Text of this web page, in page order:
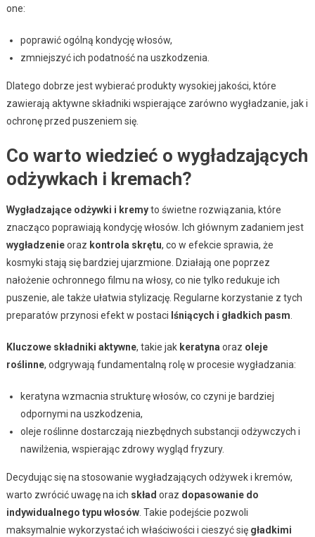
one:
poprawić ogólną kondycję włosów,
zmniejszyć ich podatność na uszkodzenia.
Dlatego dobrze jest wybierać produkty wysokiej jakości, które
zawierają aktywne składniki wspierające zarówno wygładzanie, jak i
ochronę przed puszeniem się.
Co warto wiedzieć o wygładzających
odżywkach i kremach?
Wygładzające odżywki i kremyto świetne rozwiązania, które
znacząco poprawiają kondycję włosów. Ich głównym zadaniem jest
wygładzenieoraz kontrola skrętu, co w efekcie sprawia, że
kosmyki stają się bardziej ujarzmione. Działają one poprzez
nałożenie ochronnego filmu na włosy, co nie tylko redukuje ich
puszenie, ale także ułatwia stylizację. Regularne korzystanie z tych
preparatów przynosi efekt w postaci lśniących i gładkich pasm
Kluczowe składniki aktywne, takie jak keratyna oraz oleje
roślinne, odgrywają fundamentalną rolę w procesie wygładzania:
keratyna wzmacnia strukturę włosów, co czyni je bardziej
odpornymi na uszkodzenia,
oleje roślinne dostarczają niezbędnych substancji odżywczych i
nawilżenia, wspierając zdrowy wygląd fryzury.
Decydując się na stosowanie wygładzających odżywek i kremów,
warto zwrócić uwagę na ich skład oraz dopasowanie do
indywidualnego typu włosów. Takie podejście pozwoli
maksymalnie wykorzystać ich właściwości i cieszyć się gładkimi